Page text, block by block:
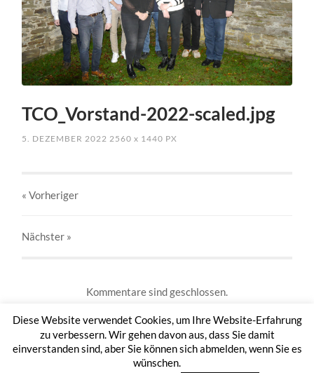
TCO_Vorstand-2022-scaled.jpg
5. DEZEMBER 2022 2560x 1440 PX
« Vorheriger
Nächster »
Kommentare sind geschlossen.
TAMBOURCORPS OTTFINGEN 1953 E.V.
Diese Website verwendet Cookies, um Ihre Website-Erfahrung
zu verbessern. Wir gehen davon aus, dass Sie damit
einverstanden sind, aber Sie können sich abmelden, wenn Sie es
wünschen.